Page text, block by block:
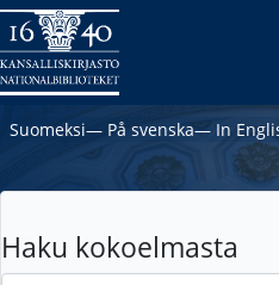
Suomeksi― På svenska― In
Haku kokoelmasta